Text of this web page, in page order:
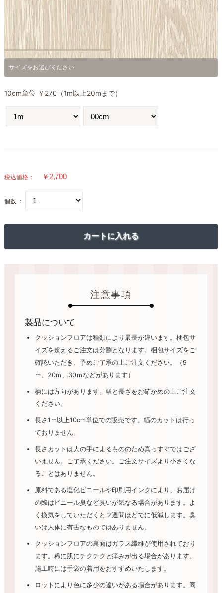
サイズをお選びください
10cm単位 ￥270（1m以上20mまで）
税込価格：
個数 ：
注意事項
製品について
クッションフロアは種類により最長が違います。梱包サ
イズを超えるご注文は分割となります。梱包サイズをご
確認いただき、予めご了承の上ご注文ください。（9
ｍ、20ｍ、30ｍなどがあります）
柄には方向があります。幅と長さをお確かめの上ご注文
ください。
長さ1ｍ以上10cm単位での販売です。幅のカットは行っ
ておりません。
長さカットは人の手によるもののため真っすぐではござ
いません。ご了承ください。ご注文サイズより小さくな
ることはありません。
原料である塩化ビニールや印刷用インクにより、お届け
の際はビニール臭など臭いが気なる場合があります。よ
く換気をしていただくと２週間ほどでに低減します。臭
いは人体に有害なものではありません。
クッションフロアの裏面はガラス繊維が使用されており
ます。稀に肌にチクチクと痒みが出る場合があります。
施工時には手袋の着用をおすすめいたします。
ロットにより色に多少の違いがある場合があります。同